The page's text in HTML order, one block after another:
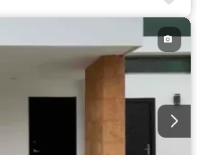
panorámica
Permite mascotas
Sin amueblar